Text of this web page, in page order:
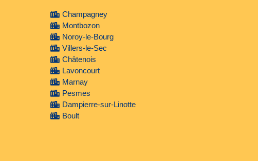
Champagney
Montbozon
Noroy-le-Bourg
Villers-le-Sec
Châtenois
Lavoncourt
Marnay
Pesmes
Dampierre-sur-Linotte
Boult